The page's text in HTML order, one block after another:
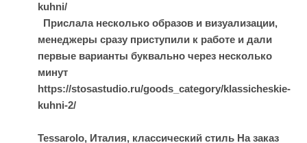
kuhni/
Прислала несколько образов и визуализации,
менеджеры сразу приступили к работе и дали
первые варианты буквально через несколько
минут
https://stosastudio.ru/goods_category/klassicheskie-
kuhni-2/
Tessarolo, Италия, классический стиль На заказ